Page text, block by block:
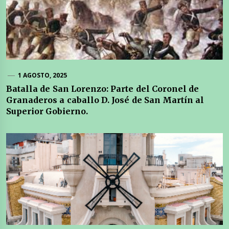
1 AGOSTO, 2025
Batalla de San Lorenzo: Parte del Coronel de
Granaderos a caballo D. José de San Martín al
Superior Gobierno.